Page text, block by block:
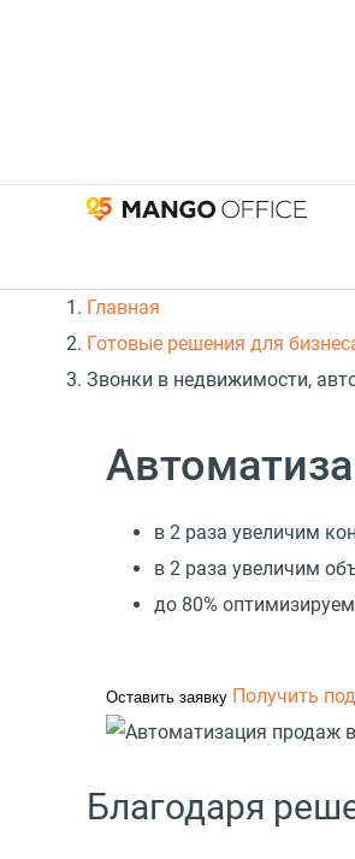
Главная
Готовые решения для
Звонки в недвижимости,
в 2 раза увеличим
в 2 раза увеличим
до 80%
Оставить заявку Получить
Благодаря